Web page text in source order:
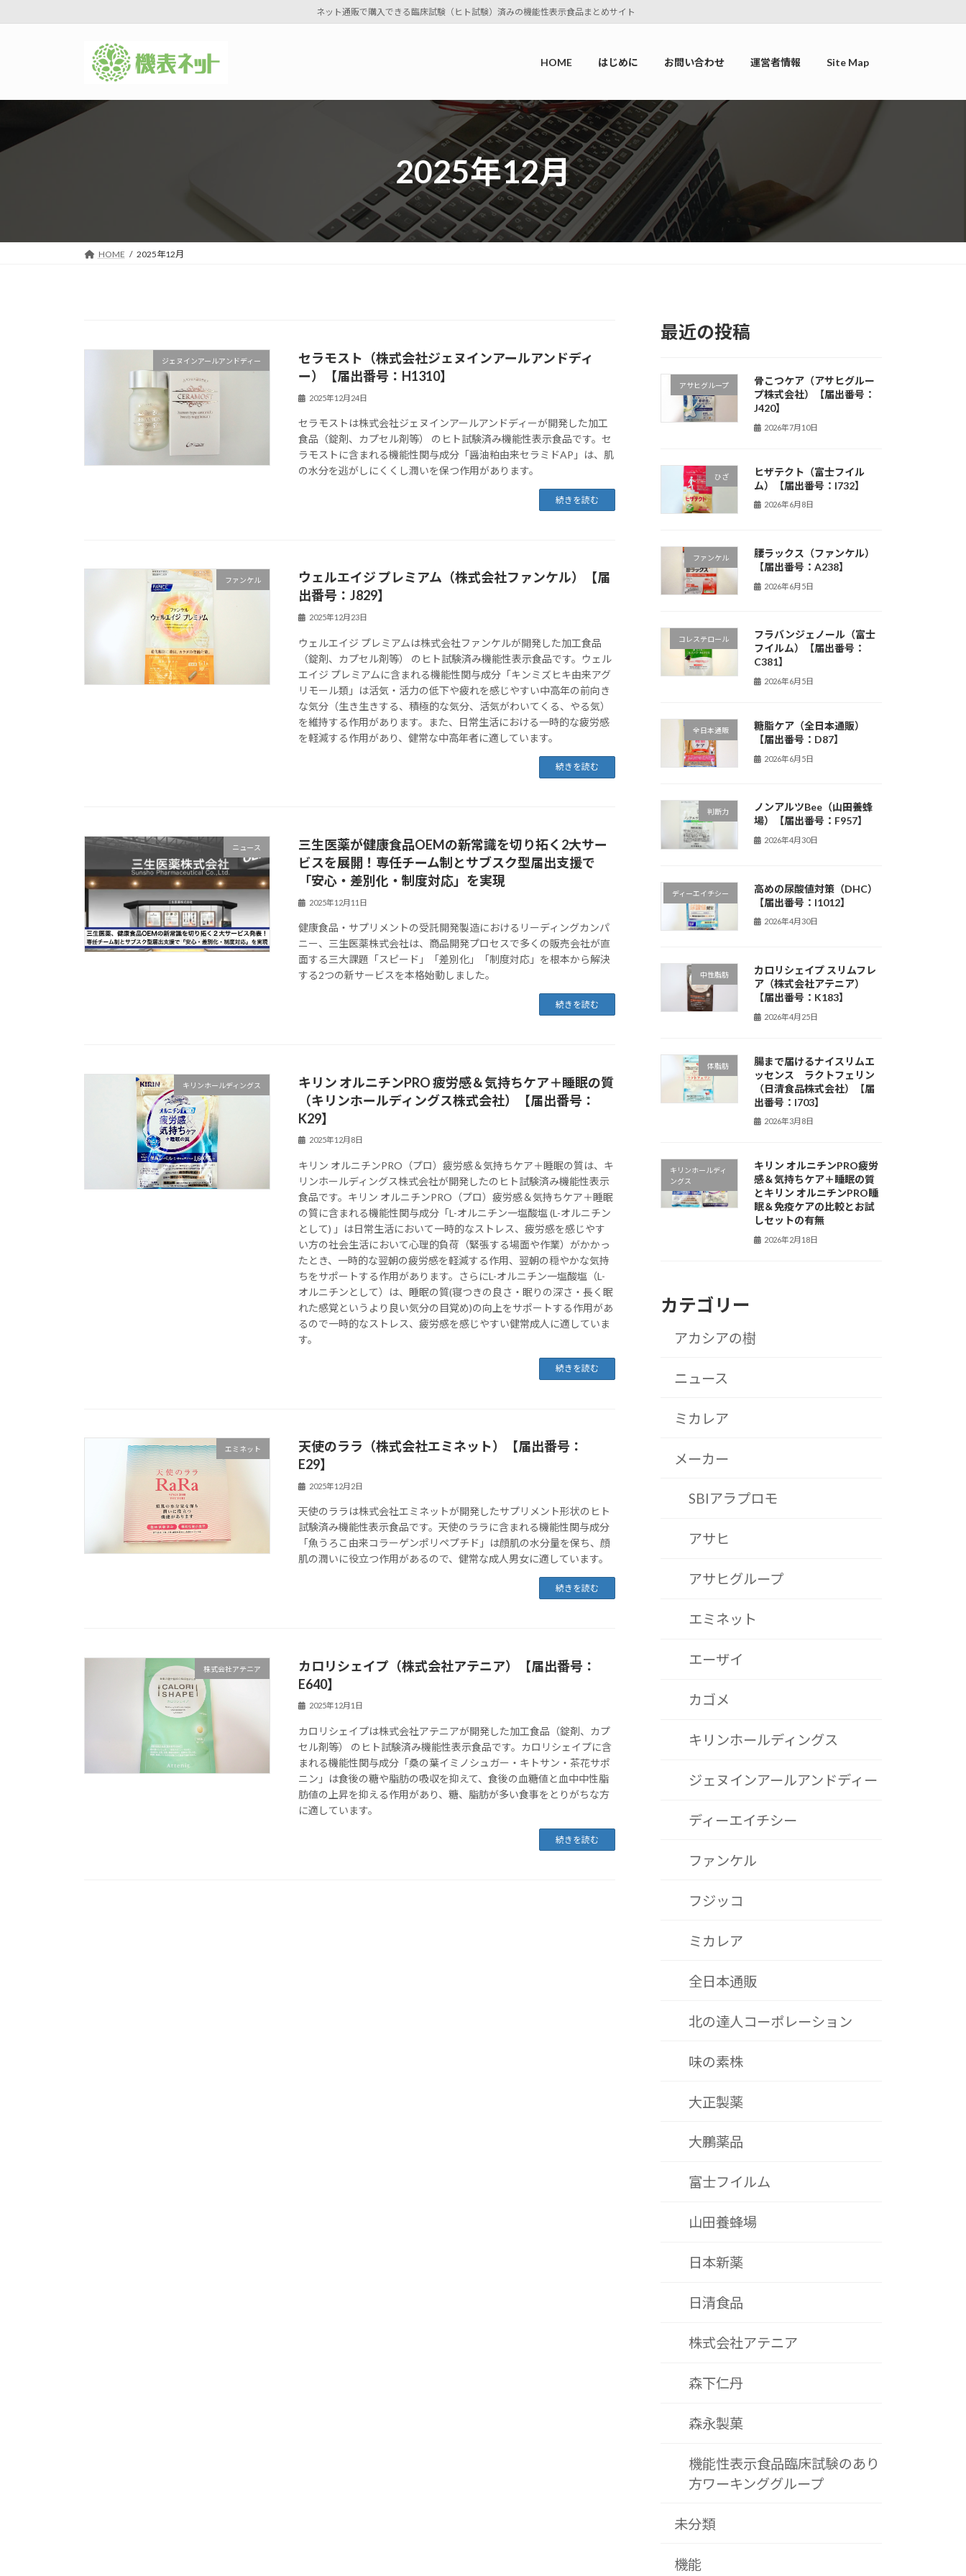
ツ
ス
シ
ン
ネット通販で購入できる臨床試験（ヒト試験）済みの機能性表示食品まとめサイト
HOME はじめに お問い合わせ 運営者情報 Site Map
2025年12月
HOME 2025年12月
ジェヌインアールアンドディー
セラモスト（株式会社ジェヌインアールアンドディ
ー）【届出番号：H1310】
2025年12月24日
セラモストは株式会社ジェヌインアールアンドディーが開発した加工
食品（錠剤、カプセル剤等） のヒト試験済み機能性表示食品です。セ
ラモストに含まれる機能性関与成分「醤油粕由来セラミドAP」は、肌
の水分を逃がしにくくし潤いを保つ作用があります。
続きを読む
ファンケル
ウェルエイジ プレミアム（株式会社ファンケル）【届
出番号：J829】
2025年12月23日
ウェルエイジ プレミアムは株式会社ファンケルが開発した加工食品
（錠剤、カプセル剤等） のヒト試験済み機能性表示食品です。ウェル
エイジ プレミアムに含まれる機能性関与成分「キンミズヒキ由来アグ
リモール類」は活気・活力の低下や疲れを感じやすい中高年の前向き
な気分（生き生きする、積極的な気分、活気がわいてくる、やる気）
を維持する作用があります。また、日常生活における一時的な疲労感
を軽減する作用があり、健常な中高年者に適しています。
続きを読む
ニュース
三生医薬が健康食品OEMの新常識を切り拓く2大サー
ビスを展開！専任チーム制とサブスク型届出支援で
「安心・差別化・制度対応」を実現
2025年12月11日
健康食品・サプリメントの受託開発製造におけるリーディングカンパ
ニー、三生医薬株式会社は、商品開発プロセスで多くの販売会社が直
面する三大課題「スピード」「差別化」「制度対応」を根本から解決
する2つの新サービスを本格始動しました。
続きを読む
キリンホールディングス
キリン オルニチンPRO 疲労感＆気持ちケア＋睡眠の質
（キリンホールディングス株式会社）【届出番号：
K29】
2025年12月8日
キリン オルニチンPRO（プロ）疲労感＆気持ちケア＋睡眠の質は、キ
リンホールディングス株式会社が開発したのヒト試験済み機能性表示
食品です。キリン オルニチンPRO（プロ）疲労感＆気持ちケア＋睡眠
の質に含まれる機能性関与成分「L-オルニチン一塩酸塩 (L-オルニチン
として) 」は日常生活において一時的なストレス、疲労感を感じやす
い方の社会生活において心理的負荷（緊張する場面や作業）がかかっ
たとき、一時的な翌朝の疲労感を軽減する作用、翌朝の穏やかな気持
ちをサポートする作用があります。さらにL-オルニチン一塩酸塩（L-
オルニチンとして）は、睡眠の質(寝つきの良さ・眠りの深さ・長く眠
れた感覚というより良い気分の目覚め)の向上をサポートする作用があ
るので一時的なストレス、疲労感を感じやすい健常成人に適していま
す。
続きを読む
エミネット
天使のララ（株式会社エミネット）【届出番号：
E29】
2025年12月2日
天使のララは株式会社エミネットが開発したサプリメント形状のヒト
試験済み機能性表示食品です。天使のララに含まれる機能性関与成分
「魚うろこ由来コラーゲンポリペプチド」は顔肌の水分量を保ち、顔
肌の潤いに役立つ作用があるので、健常な成人男女に適しています。
続きを読む
株式会社アテニア
カロリシェイプ（株式会社アテニア）【届出番号：
E640】
2025年12月1日
カロリシェイプは株式会社アテニアが開発した加工食品（錠剤、カプ
セル剤等） のヒト試験済み機能性表示食品です。カロリシェイプに含
まれる機能性関与成分「桑の葉イミノシュガー・キトサン・茶花サポ
ニン」は食後の糖や脂肪の吸収を抑えて、食後の血糖値と血中中性脂
肪値の上昇を抑える作用があり、糖、脂肪が多い食事をとりがちな方
に適しています。
続きを読む
最近の投稿
アサヒグループ
骨こつケア（アサヒグルー
プ株式会社）【届出番号：
J420】
2026年7月10日
ひざ
ヒザテクト（富士フイル
ム）【届出番号：I732】
2026年6月8日
ファンケル
腰ラックス（ファンケル）
【届出番号：A238】
2026年6月5日
コレステロール
フラバンジェノール（富士
フイルム）【届出番号：
C381】
2026年6月5日
全日本通販
糖脂ケア（全日本通販）
【届出番号：D87】
2026年6月5日
判断力
ノンアルツBee（山田養蜂
場）【届出番号：F957】
2026年4月30日
ディーエイチシー
高めの尿酸値対策（DHC）
【届出番号：I1012】
2026年4月30日
中性脂肪
カロリシェイプ スリムフレ
ア（株式会社アテニア）
【届出番号：K183】
2026年4月25日
体脂肪
腸まで届けるナイスリムエ
ッセンス ラクトフェリン
（日清食品株式会社）【届
出番号：I703】
2026年3月8日
キリンホールディ
ングス
キリン オルニチンPRO疲労
感＆気持ちケア＋睡眠の質
とキリン オルニチンPRO睡
眠＆免疫ケアの比較とお試
しセットの有無
2026年2月18日
カテゴリー
アカシアの樹
ニュース
ミカレア
メーカー
SBIアラプロモ
アサヒ
アサヒグループ
エミネット
エーザイ
カゴメ
キリンホールディングス
ジェヌインアールアンドディー
ディーエイチシー
ファンケル
フジッコ
ミカレア
全日本通販
北の達人コーポレーション
味の素株
大正製薬
大鵬薬品
富士フイルム
山田養蜂場
日本新薬
日清食品
株式会社アテニア
森下仁丹
森永製菓
機能性表示食品臨床試験のあり
方ワーキンググループ
未分類
機能